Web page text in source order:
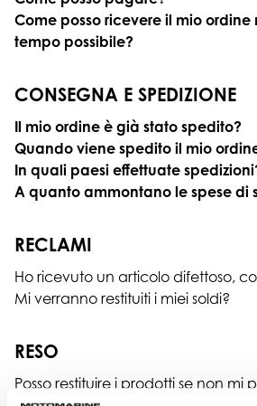
Come posso ricevere il mio
tempo possibile?
CONSEGNA E SPEDIZIONE
Il mio ordine è già stato spedito?
Quando viene spedito il mio
In quali paesi effettuate
A quanto ammontano le spese di
RECLAMI
Ho ricevuto un articolo difettoso,
Mi verranno restituiti i miei soldi?
RESO
Posso restituire i prodotti se non mi